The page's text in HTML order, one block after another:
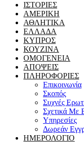
ΙΣΤΟΡΙΕΣ
ΑΜΕΡΙΚΗ
ΑΘΛΗΤΙΚΑ
ΕΛΛΑΔΑ
ΚΥΠΡΟΣ
ΚΟΥΖΙΝΑ
ΟΜΟΓΕΝΕΙΑ
ΑΠΟΨΕΙΣ
ΠΛΗΡΟΦΟΡΙΕΣ
Επικοινωνία
Σκοπός
Συχνές
Σχετικά Με
Υπηρεσίες
Δωρεάν
ΗΜΕΡΟΛΟΓΙΟ